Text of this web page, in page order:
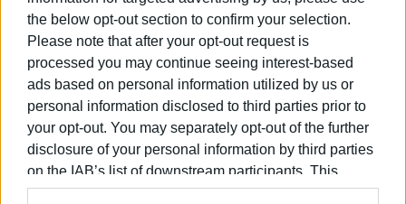
the below opt-out section to confirm your selection.
Please note that after your opt-out request is
processed you may continue seeing interest-based
ads based on personal information utilized by us or
personal information disclosed to third parties prior to
your opt-out. You may separately opt-out of the further
disclosure of your personal information by third parties
on the IAB’s list of downstream participants. This
information may also be disclosed by us to third parties
συμπολίτες της ΝΟΔΕ Κέρκυρας της ΝΔ ότι τους
περιμένουν πολλά ακόμη πικρά ποτήρια».
Εμφανίσεις: 77
Ακολουθήστε το enimerosi στοFacebook
Συνδρομητές στο e-paper